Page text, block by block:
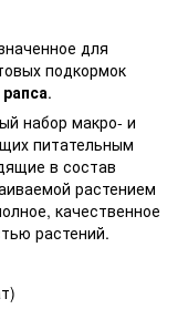
для
подкормок
.
набор макро- и
питательным
в состав
растением
качественное
растений.